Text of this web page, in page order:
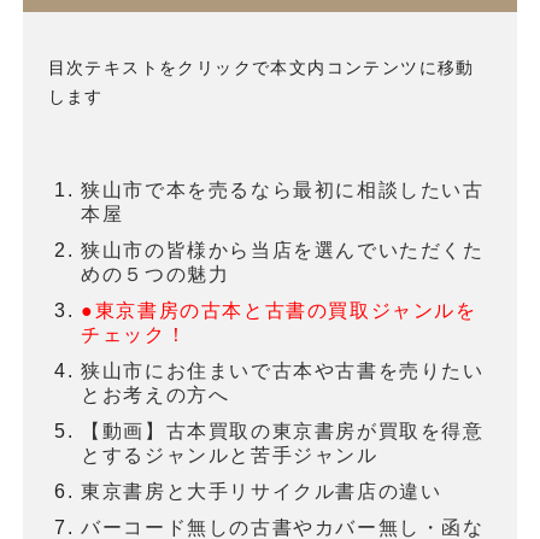
目次テキストをクリックで本文内コンテンツに移動
します
狭山市で本を売るなら最初に相談したい古
本屋
狭山市の皆様から当店を選んでいただくた
めの５つの魅力
●東京書房の古本と古書の買取ジャンルを
チェック！
狭山市にお住まいで古本や古書を売りたい
とお考えの方へ
【動画】古本買取の東京書房が買取を得意
とするジャンルと苦手ジャンル
東京書房と大手リサイクル書店の違い
バーコード無しの古書やカバー無し・函な